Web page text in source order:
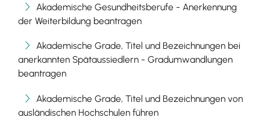
Akademische Gesundheitsberufe - Anerkennung
der Weiterbildung beantragen
Akademische Grade, Titel und Bezeichnungen bei
anerkannten Spätaussiedlern - Gradumwandlungen
beantragen
Akademische Grade, Titel und Bezeichnungen von
ausländischen Hochschulen führen